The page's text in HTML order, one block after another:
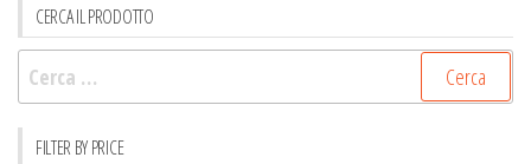
CERCA IL PRODOTTO
Ricerca
per:
FILTER BY PRICE